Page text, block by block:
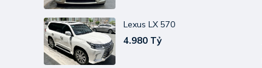
Lexus LX 570
4.980 Tỷ